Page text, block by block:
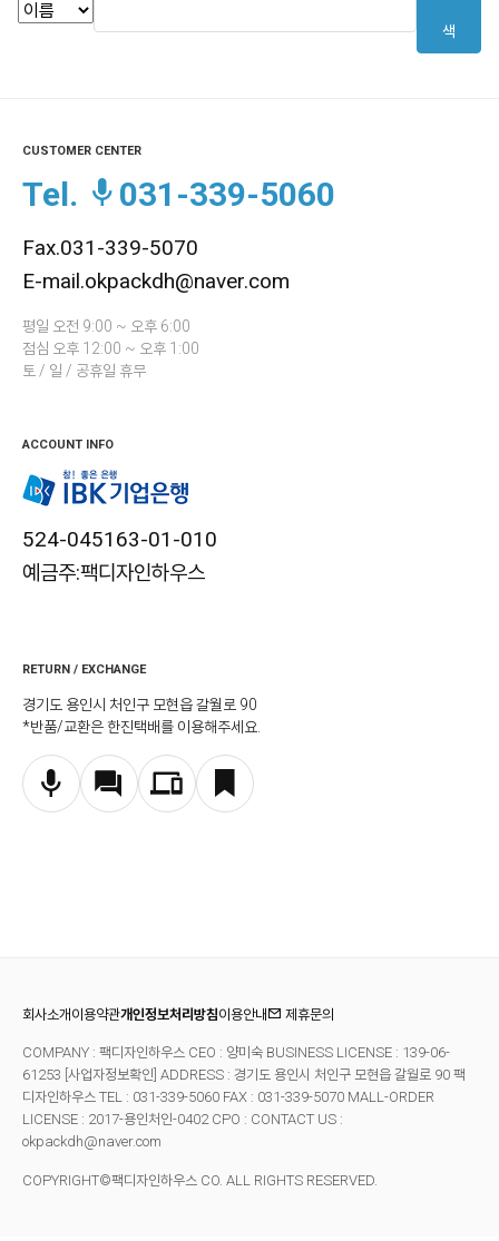
색
CUSTOMER CENTER
Tel. 031-339-5060
Fax.031-339-5070
E-mail.okpackdh@naver.com
평일 오전 9:00 ~ 오후 6:00
점심 오후 12:00 ~ 오후 1:00
토 / 일 / 공휴일 휴무
ACCOUNT INFO
524-045163-01-010
예금주:팩디자인하우스
RETURN / EXCHANGE
경기도 용인시 처인구 모현읍 갈월로 90
*반품/교환은 한진택배를 이용해주세요.
회사소개 이용약관개인정보처리방침이용안내 제휴문의
COMPANY : 팩디자인하우스 CEO : 양미숙 BUSINESS LICENSE : 139-06-
61253 [사업자정보확인] ADDRESS : 경기도 용인시 처인구 모현읍 갈월로 90 팩
디자인하우스 TEL : 031-339-5060 FAX : 031-339-5070 MALL-ORDER
LICENSE : 2017-용인처인-0402 CPO : CONTACT US :
okpackdh@naver.com
COPYRIGHT©팩디자인하우스 CO. ALL RIGHTS RESERVED.